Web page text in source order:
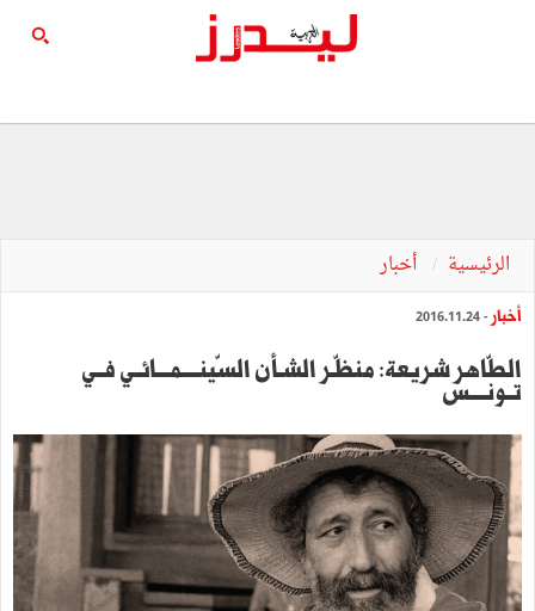
الرئيسية أخبار
أخبار - 2016.11.24
‬تــونـــــس